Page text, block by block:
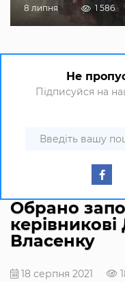
8 липня 1 586
Не
Підписуйся на
Обрано
Власенку
18 серпня 2021